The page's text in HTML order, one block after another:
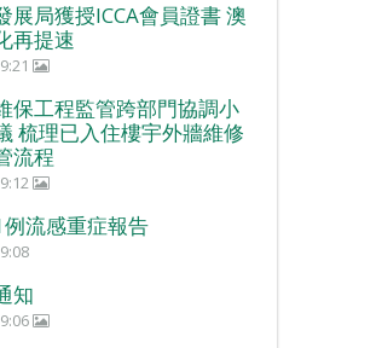
展局獲授ICCA會員證書 澳
再提速
保工程監管跨部門協調小
梳理已入住樓宇外牆維修
流程
流感重症報告
知